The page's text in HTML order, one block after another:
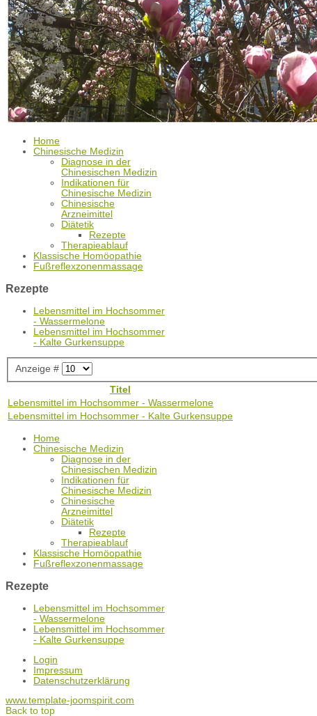
Home
Chinesische Medizin
Diagnose in der
Chinesischen Medizin
Indikationen für
Chinesische Medizin
Chinesische
Arzneimittel
Diätetik
Rezepte
Therapieablauf
Klassische Homöopathie
Fußreflexzonenmassage
Rezepte
Lebensmittel im Hochsommer
- Wassermelone
Lebensmittel im Hochsommer
- Kalte Gurkensuppe
Anzeige #
Titel
Lebensmittel im Hochsommer - Wassermelone
Lebensmittel im Hochsommer - Kalte Gurkensuppe
Home
Chinesische Medizin
Diagnose in der
Chinesischen Medizin
Indikationen für
Chinesische Medizin
Chinesische
Arzneimittel
Diätetik
Rezepte
Therapieablauf
Klassische Homöopathie
Fußreflexzonenmassage
Rezepte
Lebensmittel im Hochsommer
- Wassermelone
Lebensmittel im Hochsommer
- Kalte Gurkensuppe
Login
Impressum
Datenschutzerklärung
www.template-joomspirit.com
Back to top